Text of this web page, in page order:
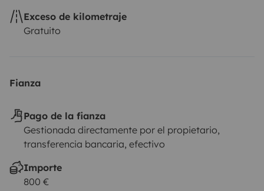
Exceso de kilometraje
Gratuito
Fianza
Pago de la fianza
Gestionada directamente por el propietario,
transferencia bancaria, efectivo
Importe
800 €